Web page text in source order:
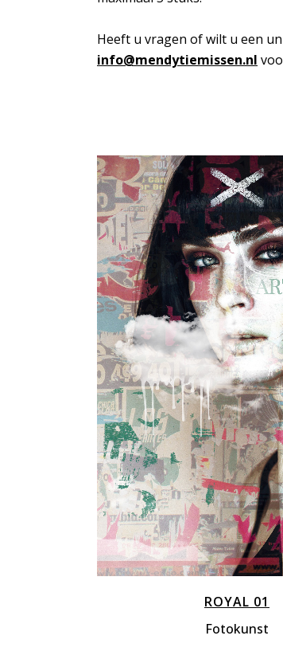
Heeft u vragen of wilt u een
info@mendytiemissen.nl
ZOOM
ROYAL 01
Fotokunst